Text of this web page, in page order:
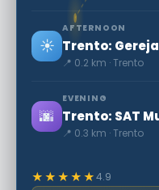
☀️
AFTERNOON
Trento:
📍 0.2 km · Trento
🌆
EVENING
Trento: SAT
📍 0.3 km · Trento
★★★★★4.9